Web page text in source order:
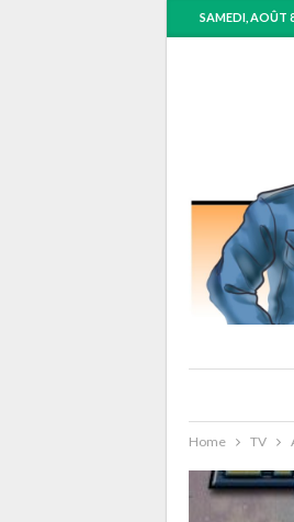
SAMEDI, AOÛT
Home TV